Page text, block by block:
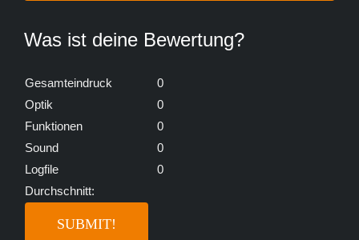
Was ist deine Bewertung?
Gesamteindruck
0
Optik
0
Funktionen
0
Sound
0
Logfile
0
Durchschnitt: